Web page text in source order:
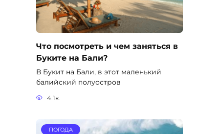
Что посмотреть и чем заняться в
Буките на Бали?
В Букит на Бали, в этот маленький
балийский полуостров
4.1к.
ПОГОДА